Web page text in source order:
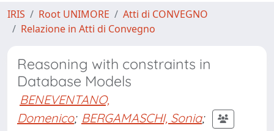
IRIS Root UNIMORE
Atti di CONVEGNO
Relazione in Atti di Convegno
Reasoning with constraints in
Database Models
BENEVENTANO,
Domenico; BERGAMASCHI, Sonia;